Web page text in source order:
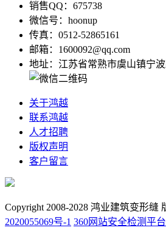
销售QQ：675738
微信号：hoonup
传真：0512-52865161
邮箱：1600092@qq.com
地址：江苏省常熟市虞山镇宁
关于鸿越
联系鸿越
人才招聘
版权声明
客户留言
Copyright 2008-2028 鸿业建筑变形缝
2020055069号-1 360网站安全检测平台